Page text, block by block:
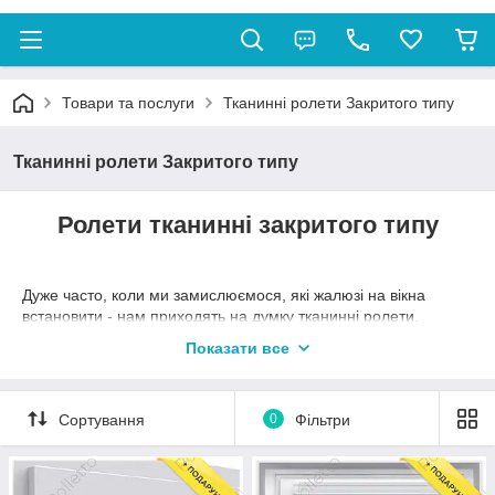
Товари та послуги Тканинні ролети Закритого типу
Тканинні ролети Закритого типу
Ролети тканинні закритого типу
Дуже часто, коли ми замислюємося, які жалюзі на вікна
встановити - нам приходять на думку тканинні ролети.
цьому розділі ми поговоримо про закритий тип тканинних
Тканинні ролети закритого типу мають таку назву, через свою
будову, в якій тканина захована в коробі та направляючих.
Основними перевагами цього виду тканинних
ролет можна виділити наступні характеристики:
Показати все
Сортування 0 Фільтри